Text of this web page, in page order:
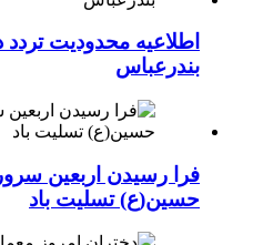
اطلاعیه محدودیت
بندرعباس
فرا رسیدن اربعین
حسین(ع) تسلیت باد